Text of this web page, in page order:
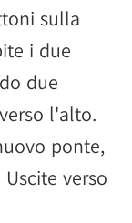
sulla
i due
due
l'alto.
ponte,
verso